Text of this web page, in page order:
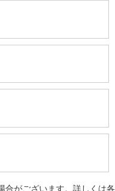
がございます。詳しくは各